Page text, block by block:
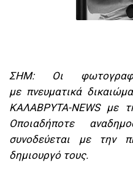
ΣΗΜ: Οι
με πνευματικά
ΚΑΛΑΒΡΥΤΑ-NEWS με
Οποιαδήποτε
συνοδεύεται με την
δημιουργό τους.